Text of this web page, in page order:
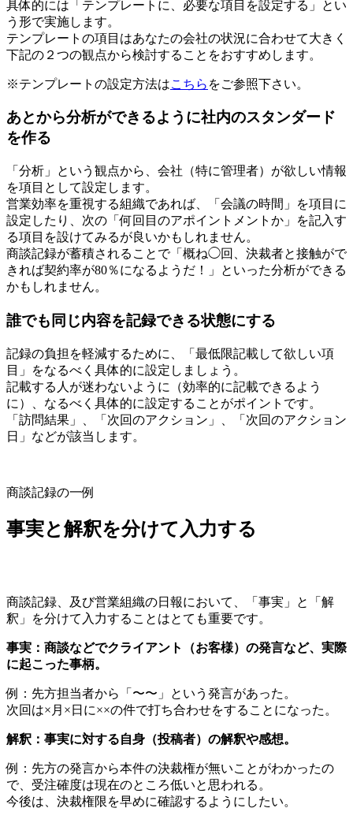
具体的には「テンプレートに、必要な項目を設定する」とい
う形で実施します。
テンプレートの項目はあなたの会社の状況に合わせて大きく
下記の２つの観点から検討することをおすすめします。
※テンプレートの設定方法はこちら をご参照下さい。
あとから分析ができるように社内のスタンダード
を作る
「分析」という観点から、会社（特に管理者）が欲しい情報
を項目として設定します。
営業効率を重視する組織であれば、「会議の時間」を項目に
設定したり、次の「何回目のアポイントメントか」を記入す
る項目を設けてみるが良いかもしれません。
商談記録が蓄積されることで「概ね◯回、決裁者と接触がで
きれば契約率が80％になるようだ！」といった分析ができる
かもしれません。
誰でも同じ内容を記録できる状態にする
記録の負担を軽減するために、「最低限記載して欲しい項
目」をなるべく具体的に設定しましょう。
記載する人が迷わないように（効率的に記載できるよう
に）、なるべく具体的に設定することがポイントです。
「訪問結果」、「次回のアクション」、「次回のアクション
日」などが該当します。
商談記録の一例
事実と解釈を分けて入力する
商談記録、及び営業組織の日報において、「事実」と「解
釈」を分けて入力することはとても重要です。
事実：商談などでクライアント（お客様）の発言など、実際
に起こった事柄。
例：先方担当者から「〜〜」という発言があった。
次回は×月×日に××の件で打ち合わせをすることになった。
解釈：事実に対する自身（投稿者）の解釈や感想。
例：先方の発言から本件の決裁権が無いことがわかったの
で、受注確度は現在のところ低いと思われる。
今後は、決裁権限を早めに確認するようにしたい。